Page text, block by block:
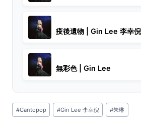
疫後遺物 | Gin Lee 李幸
無彩色 | Gin Lee
Post
Tags:
#Cantopop #Gin Lee 李幸倪 #朱琳